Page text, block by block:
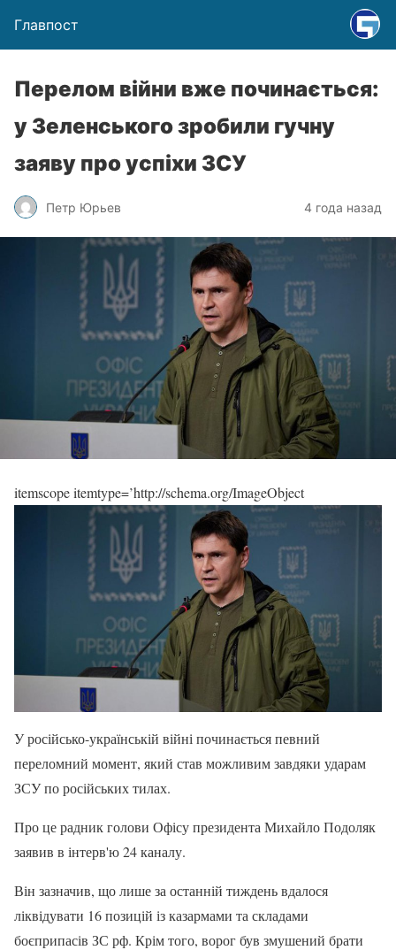
Главпост
Перелом війни вже починається:
у Зеленського зробили гучну
заяву про успіхи ЗСУ
Петр Юрьев 4 года назад
itemscope itemtype=’http://schema.org/ImageObject
У російсько-українській війні починається певний
переломний момент, який став можливим завдяки ударам
ЗСУ по російських тилах.
Про це радник голови Офісу президента Михайло Подоляк
заявив в інтерв'ю 24 каналу.
Він зазначив, що лише за останній тиждень вдалося
ліквідувати 16 позицій із казармами та складами
боєприпасів ЗС рф. Крім того, ворог був змушений брати